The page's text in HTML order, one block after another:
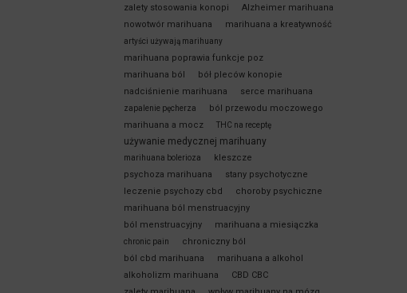
zalety stosowania konopi
Alzheimer marihuana
nowotwór marihuana
marihuana a kreatywność
artyści używają marihuany
marihuana poprawia funkcje poz
marihuana ból
bół pleców konopie
nadciśnienie marihuana
serce marihuana
zapalenie pęcherza
ból przewodu moczowego
marihuana a mocz
THC na receptę
używanie medycznej marihuany
marihuana bolerioza
kleszcze
psychoza marihuana
stany psychotyczne
leczenie psychozy cbd
choroby psychiczne
marihuana ból menstruacyjny
ból menstruacyjny
marihuana a miesiączka
chronic pain
chroniczny ból
ból cbd marihuana
marihuana a alkohol
alkoholizm marihuana
CBD CBC